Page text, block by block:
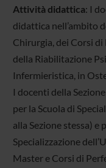
Attività didattica: I
didattica nell’ambito
Chirurgia, dei Corsi
della Riabilitazione
Infermieristica, in
I docenti della
per la Scuola di
alla Sezione stessa) e
Specializzazione
Master e Corsi di